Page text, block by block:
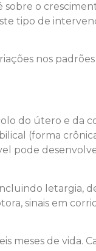
o
tipo de
nos
do útero e da
(forma
pode
letargia,
sinais em
meses de vida.